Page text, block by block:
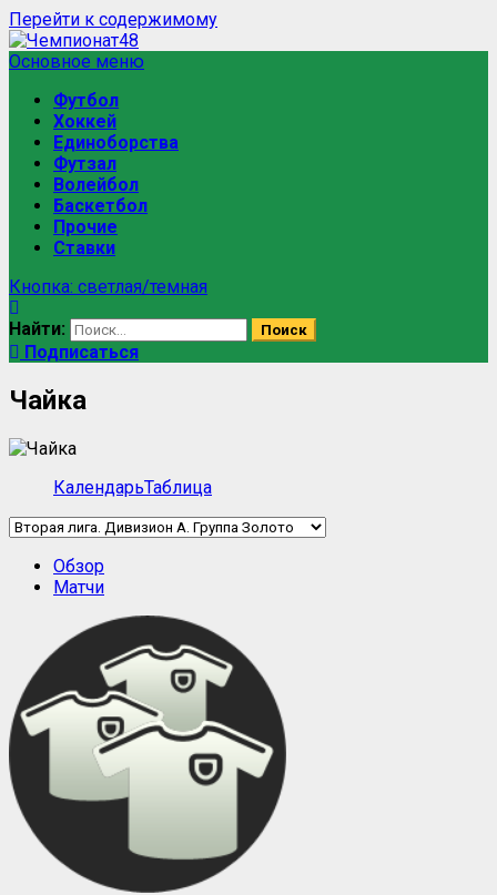
Перейти к содержимому
Основное меню
Футбол
Хоккей
Единоборства
Футзал
Волейбол
Баскетбол
Прочие
Ставки
Кнопка: светлая/темная
Найти:
Подписаться
Чайка
КалендарьТаблица
Обзор
Матчи